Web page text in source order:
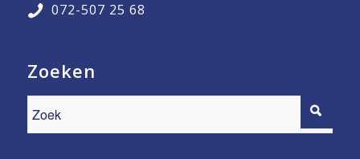
072-507 25 68
Zoeken